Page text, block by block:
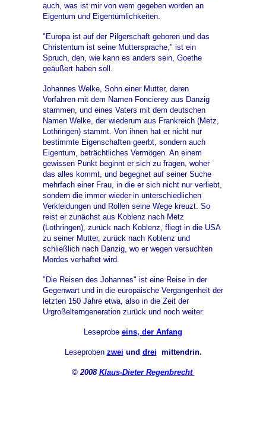
auch, was ist mir von wem gegeben worden an
Eigentum und Eigentümlichkeiten.
"Europa ist auf der Pilgerschaft geboren und das
Christentum ist seine Muttersprache," ist ein
Spruch, den, wie kann es anders sein, Goethe
geäußert haben soll.
Johannes Welke, Sohn einer Mutter, deren
Vorfahren mit dem Namen Foncierey aus Danzig
stammen, und eines Vaters mit dem deutschen
Namen Welke, der wiederum aus Frankreich (Metz,
Lothringen) stammt. Von ihnen hat er nicht nur
bestimmte Eigenschaften geerbt, sondern auch
Eigentum, beträchtliches Vermögen. An einem
gewissen Punkt beginnt er sich zu fragen, woher
das alles kommt, und begegnet auf seiner Suche
mehrfach einer Frau, in die er sich nicht nur verliebt,
sondern die immer wieder in unterschiedlichen
Verkleidungen und Rollen seine Wege kreuzt. So
reist er zunächst aus Koblenz nach Metz
(Lothringen), zurück nach Koblenz, fliegt in die USA
zu seiner Mutter, zurück nach Koblenz und
schließlich nach Danzig, wo er wegen versuchten
Mordes verhaftet wird.
"Die Reisen des Johannes" ist eine Reise in der
Gegenwart und in die europäische Vergangenheit der
letzten 150 Jahre etwa, also in die Zeit der
Urgroßelterngeneration zurück und noch weiter.
Leseprobe eins, der Anfang
Leseproben zwei und drei mittendrin.
©2008 Klaus-Dieter Regenbrecht